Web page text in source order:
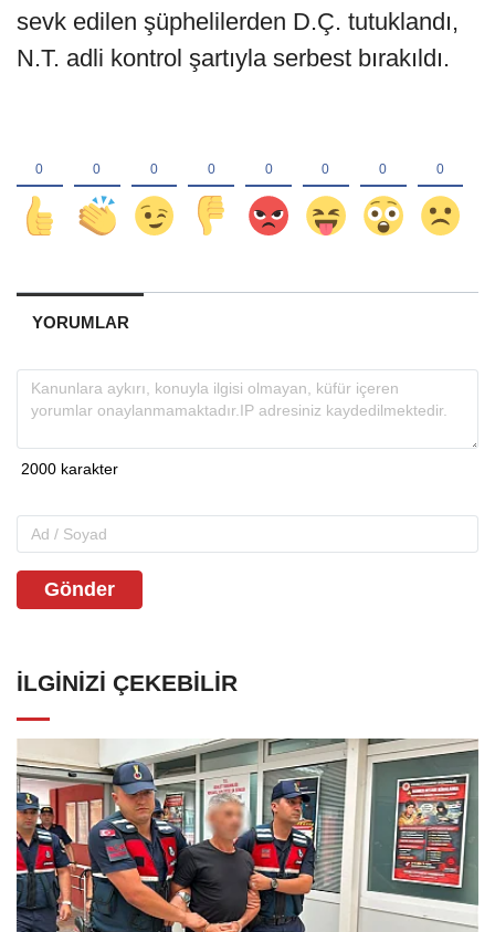
sevk edilen şüphelilerden D.Ç. tutuklandı,
N.T. adli kontrol şartıyla serbest bırakıldı.
YORUMLAR
Gönder
İLGINIZI ÇEKEBILIR